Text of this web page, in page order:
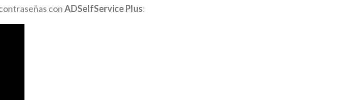
conADSelfService Plus: